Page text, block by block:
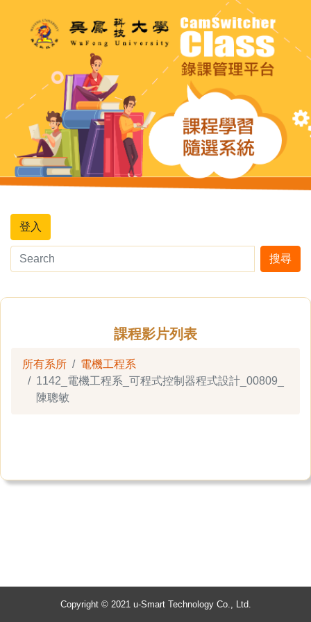
登入
搜尋
課程影片列表
所有系所
電機工程系
1142_電機工程系_可程式控制器程式設計_00809_
陳聰敏
Copyright © 2021 u-Smart Technology Co., Ltd.